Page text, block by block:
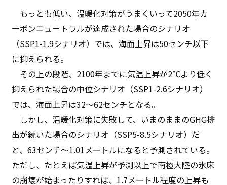
もっとも低い、温暖化対策がうまくいって2050年カ
ーボンニュートラルが達成された場合のシナリオ
（SSP1-1.9シナリオ）では、海面上昇は50センチ以下
に抑えられる。
その上の段階、2100年までに気温上昇が2℃より低く
抑えられた場合の中位シナリオ（SSP1-2.6シナリオ）
では、海面上昇は32〜62センチとなる。
しかし、温暖化対策に失敗して、いまのままのGHG排
出が続いた場合のシナリオ（SSP5-8.5シナリオ）だ
と、63センチ～1.01メートルになると予測されている。
ただし、たとえば気温上昇が予測以上で南極大陸の氷床
の崩壊が始まったりすれば、1.7メートル程度の上昇も